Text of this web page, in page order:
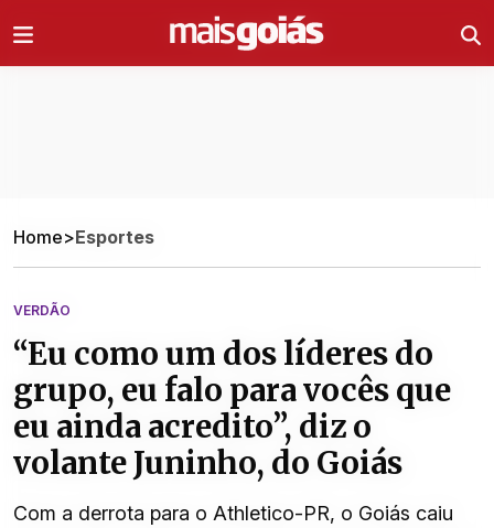
Home>Esportes
VERDÃO
“Eu como um dos líderes do
grupo, eu falo para vocês que
eu ainda acredito”, diz o
volante Juninho, do Goiás
Com a derrota para o Athletico-PR, o Goiás caiu